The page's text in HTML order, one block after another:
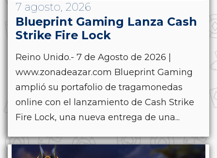
7 agosto, 2026
Blueprint Gaming Lanza Cash
Strike Fire Lock
Reino Unido.- 7 de Agosto de 2026 |
www.zonadeazar.com Blueprint Gaming
amplió su portafolio de tragamonedas
online con el lanzamiento de Cash Strike
Fire Lock, una nueva entrega de una...